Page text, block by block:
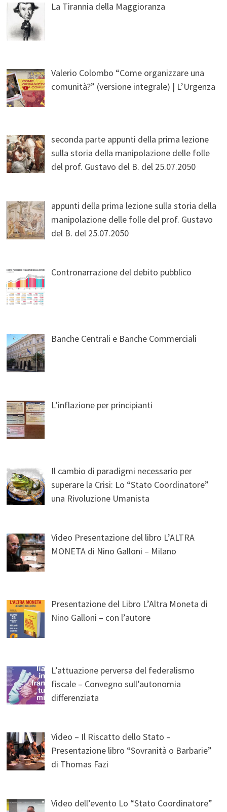
La Tirannia della Maggioranza
Valerio Colombo “Come organizzare una
comunità?” (versione integrale) | L’Urgenza
seconda parte appunti della prima lezione
sulla storia della manipolazione delle folle
del prof. Gustavo del B. del 25.07.2050
appunti della prima lezione sulla storia della
manipolazione delle folle del prof. Gustavo
del B. del 25.07.2050
Contronarrazione del debito pubblico
Banche Centrali e Banche Commerciali
L’inflazione per principianti
Il cambio di paradigmi necessario per
superare la Crisi: Lo “Stato Coordinatore”
una Rivoluzione Umanista
Video Presentazione del libro L’ALTRA
MONETA di Nino Galloni – Milano
Presentazione del Libro L’Altra Moneta di
Nino Galloni – con l’autore
L’attuazione perversa del federalismo
fiscale – Convegno sull’autonomia
differenziata
Video – Il Riscatto dello Stato –
Presentazione libro “Sovranità o Barbarie”
di Thomas Fazi
Video dell’evento Lo “Stato Coordinatore”